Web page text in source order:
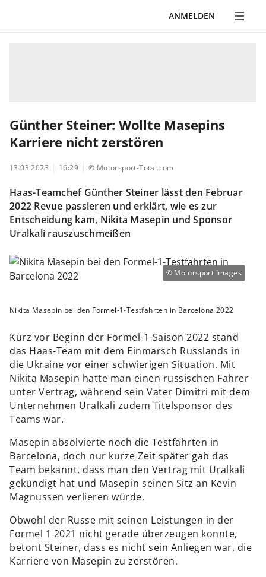
ANMELDEN
Günther Steiner: Wollte Masepins
Karriere nicht zerstören
13.03.2023 16:29 © Motorsport-Total.com
Haas-Teamchef Günther Steiner lässt den Februar
2022 Revue passieren und erklärt, wie es zur
Entscheidung kam, Nikita Masepin und Sponsor
Uralkali rauszuschmeißen
Nikita Masepin bei den Formel-1-Testfahrten in Barcelona 2022
Motorsport Images
Kurz vor Beginn der Formel-1-Saison 2022 stand
das Haas-Team mit dem Einmarsch Russlands in
die Ukraine vor einer schwierigen Situation. Mit
Nikita Masepin hatte man einen russischen Fahrer
unter Vertrag, während sein Vater Dimitri mit dem
Unternehmen Uralkali zudem Titelsponsor des
Teams war.
Masepin absolvierte noch die Testfahrten in
Barcelona, doch nur kurze Zeit später gab das
Team bekannt, dass man den Vertrag mit Uralkali
gekündigt hat und Masepin seinen Sitz an Kevin
Magnussen verlieren würde.
Obwohl der Russe mit seinen Leistungen in der
Formel 1 2021 nicht gerade überzeugen konnte,
betont Steiner, dass es nicht sein Anliegen war, die
Karriere von Masepin zu zerstören.